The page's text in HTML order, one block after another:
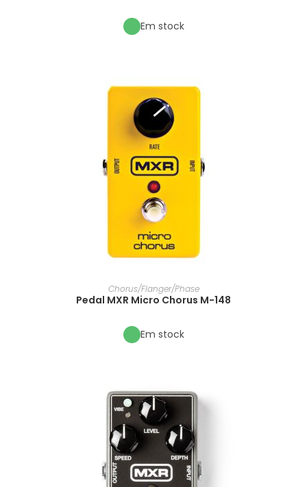
Em stock
Chorus/Flanger/Phase
Pedal MXR Micro Chorus M-148
Em stock